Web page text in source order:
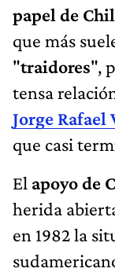
papel de
que más
"traidores",
tensa
Jorge
que casi
El apoyo de
herida
en 1982 la